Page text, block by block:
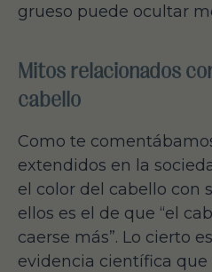
grueso puede ocultar
Mitos relacionados
cabello
Como te
extendidos en la
el color del cabello con
ellos es el de que “el
caerse más”. Lo cierto
evidencia científica que